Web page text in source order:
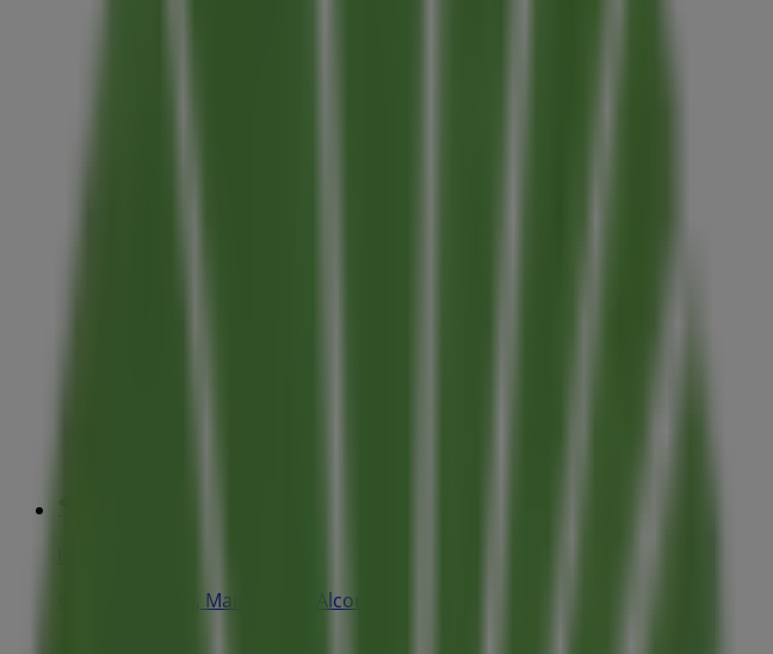
Cl Cervantes 15, Mairena del Alcor